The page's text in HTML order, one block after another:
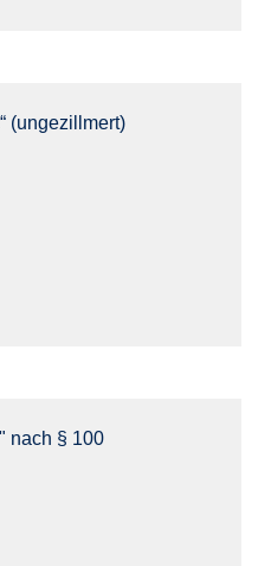
(ungezillmert)
nach § 100